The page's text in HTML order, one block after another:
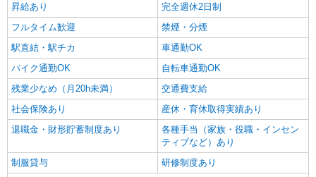
昇給あり
完全週休2日制
フルタイム歓迎
禁煙・分煙
駅直結・駅チカ
車通勤OK
バイク通勤OK
自転車通勤OK
残業少なめ（月20h未満）
交通費支給
社会保険あり
産休・育休取得実績あり
退職金・財形貯蓄制度あり
各種手当（家族・役職・インセン
ティブなど）あり
制服貸与
研修制度あり